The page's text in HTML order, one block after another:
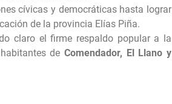
cívicas y democráticas hasta lograr
de la provincia Elías Piña.
claro el firme respaldo popular a la
de Comendador, El Llano y